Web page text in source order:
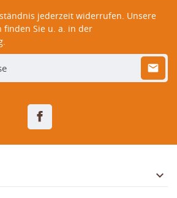
jederzeit widerrufen. Unsere
Sie u. a. in der
Facebook
